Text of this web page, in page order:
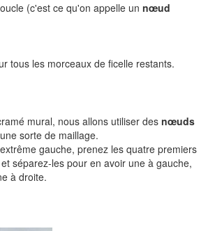
(c'est ce qu'on appelle un nœud
tous les morceaux de ficelle restants.
mural, nous allons utiliser des nœuds
sorte de maillage.
gauche, prenez les quatre premiers
séparez-les pour en avoir une à gauche,
à droite.